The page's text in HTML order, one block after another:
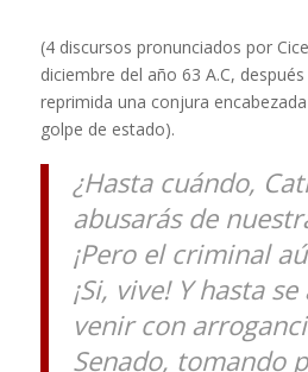
(4 discursos pronunciados por
diciembre del año 63 A.C,
reprimida una conjura
golpe de estado).
¿Hasta cuándo,
abusarás de
¡Pero el criminal
¡Si, vive! Y hasta
venir con
Senado, tomando